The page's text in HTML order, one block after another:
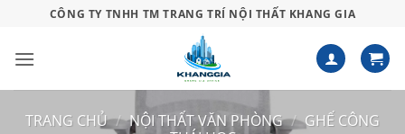
nội
CÔNG TY TNHH TM TRANG TRÍ NỘI THẤT KHANG GIA
TRANG CHỦ / NỘI THẤT VĂN PHÒNG / GHẾ CÔNG